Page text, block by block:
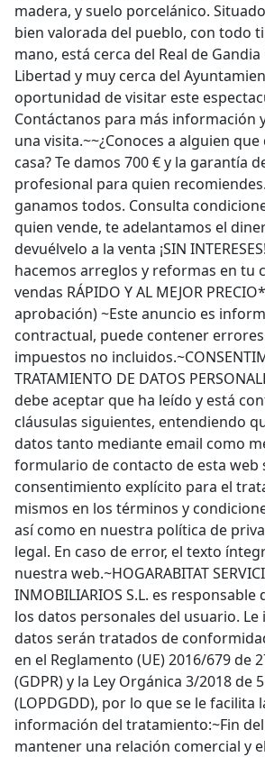
madera, y suelo porcelánico.
bien valorada del pueblo, con todo
mano, está cerca del Real de Gandia
Libertad y muy cerca del
oportunidad de visitar este
Contáctanos para más información
una visita.~~¿Conoces a alguien
casa? Te damos 700 € y la garantía
profesional para quien
ganamos todos. Consulta
quien vende, te adelantamos el
devuélvelo a la venta ¡SIN
hacemos arreglos y reformas en tu
vendas RÁPIDO Y AL MEJOR
aprobación) ~Este anuncio es
contractual, puede contener
impuestos no
TRATAMIENTO DE DATOS
debe aceptar que ha leído y está
cláusulas siguientes, entendiendo
datos tanto mediante email como
formulario de contacto de esta web
consentimiento explícito para el
mismos en los términos y
así como en nuestra política de
legal. En caso de error, el texto
nuestra web.~HOGARABITAT
INMOBILIARIOS S.L. es
los datos personales del usuario.
datos serán tratados de
en el Reglamento (UE) 2016/679 de
(GDPR) y la Ley Orgánica 3/2018 de
(LOPDGDD), por lo que se le facilita
información del tratamiento:~Fin
mantener una relación comercial y